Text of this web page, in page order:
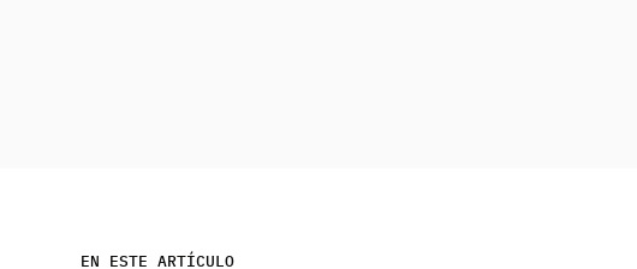
EN ESTE ARTÍCULO